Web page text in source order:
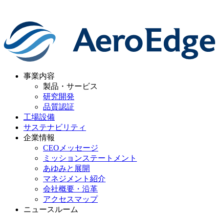
事業内容
製品・サービス
研究開発
品質認証
工場設備
サステナビリティ
企業情報
CEOメッセージ
ミッションステートメント
あゆみと展開
マネジメント紹介
会社概要・沿革
アクセスマップ
ニュースルーム